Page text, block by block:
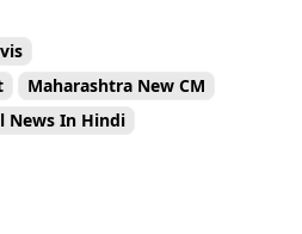
Maharashtra New CM
News In Hindi